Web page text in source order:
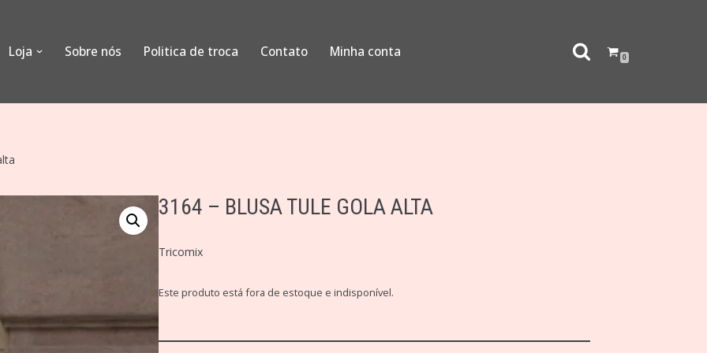
Loja Sobre nós Politica de troca Contato Minha conta 0
3164 – BLUSA TULE GOLA ALTA
Tricomix
Este produto está fora de estoque e indisponível.